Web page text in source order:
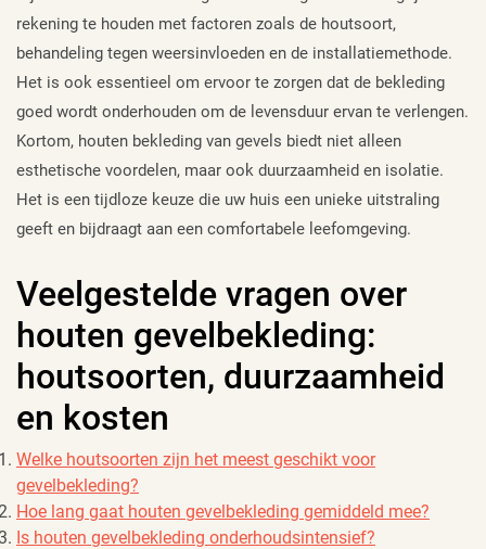
rekening te houden met factoren zoals de houtsoort,
behandeling tegen weersinvloeden en de installatiemethode.
Het is ook essentieel om ervoor te zorgen dat de bekleding
goed wordt onderhouden om de levensduur ervan te verlengen.
Kortom, houten bekleding van gevels biedt niet alleen
esthetische voordelen, maar ook duurzaamheid en isolatie.
Het is een tijdloze keuze die uw huis een unieke uitstraling
geeft en bijdraagt aan een comfortabele leefomgeving.
Veelgestelde vragen over
houten gevelbekleding:
houtsoorten, duurzaamheid
en kosten
Welke houtsoorten zijn het meest geschikt voor
gevelbekleding?
Hoe lang gaat houten gevelbekleding gemiddeld mee?
Is houten gevelbekleding onderhoudsintensief?